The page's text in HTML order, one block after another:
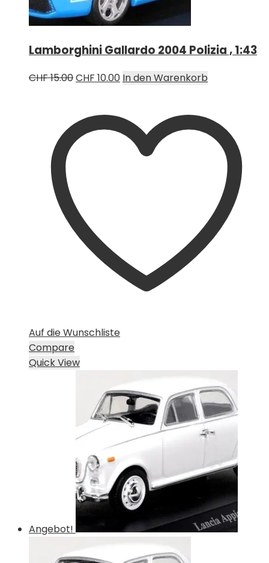
Lamborghini Gallardo 2004 Polizia , 1:43
CHF15.00Ursprünglicher
CHF 15.00
CHF 10.00Aktueller
CHF 10.00.
In den Warenkorb
Auf die Wunschliste
Compare
Quick View
Angebot!